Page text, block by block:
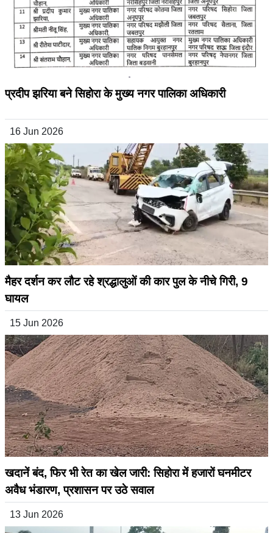
प्रदीप झरिया बने सिहोरा के मुख्य नगर पालिका अधिकारी
16 Jun 2026
मैहर दर्शन कर लौट रहे श्रद्धालुओं की कार पुल के नीचे गिरी, 9
घायल
15 Jun 2026
खदानें बंद, फिर भी रेत का खेल जारी: सिहोरा में हजारों घनमीटर
अवैध भंडारण, प्रशासन पर उठे सवाल
13 Jun 2026